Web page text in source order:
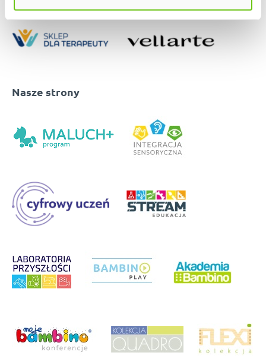
Nasze strony